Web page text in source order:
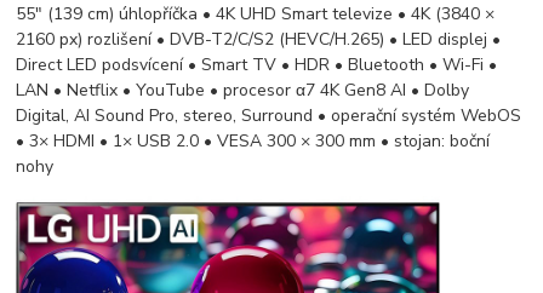
55" (139 cm) úhlopříčka • 4K UHD Smart televize • 4K (3840 ×
2160 px) rozlišení • DVB-T2/C/S2 (HEVC/H.265) • LED displej •
Direct LED podsvícení • Smart TV • HDR • Bluetooth • Wi-Fi •
LAN • Netflix • YouTube • procesor α7 4K Gen8 AI • Dolby
Digital, AI Sound Pro, stereo, Surround • operační systém WebOS
• 3× HDMI • 1× USB 2.0 • VESA​​​​​​​ 300 × 300 mm • stojan: boční
nohy